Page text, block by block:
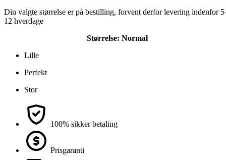
Din valgte størrelse er på bestilling, forvent derfor levering indenfor
12 hverdage
Størrelse: Normal
Lille
Perfekt
Stor
100% sikker betaling
Prisgaranti